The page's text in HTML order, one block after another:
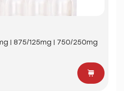
| 875/125mg | 750/250mg